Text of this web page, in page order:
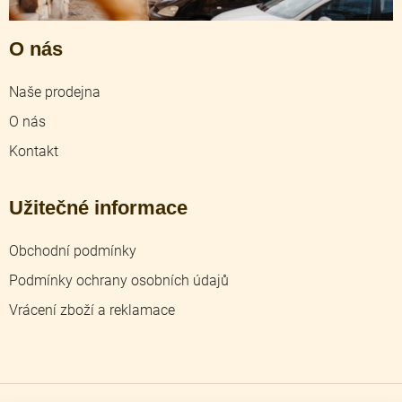
O nás
Naše prodejna
O nás
Kontakt
Užitečné informace
Obchodní podmínky
Podmínky ochrany osobních údajů
Vrácení zboží a reklamace